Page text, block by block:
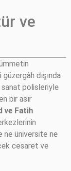
ve
dışında
polisleriyle
bir asır
ve Fatih
ne üniversite ne
cesaret ve